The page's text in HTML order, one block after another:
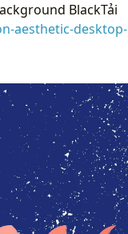
BlackTải
aesthetic-desktop-